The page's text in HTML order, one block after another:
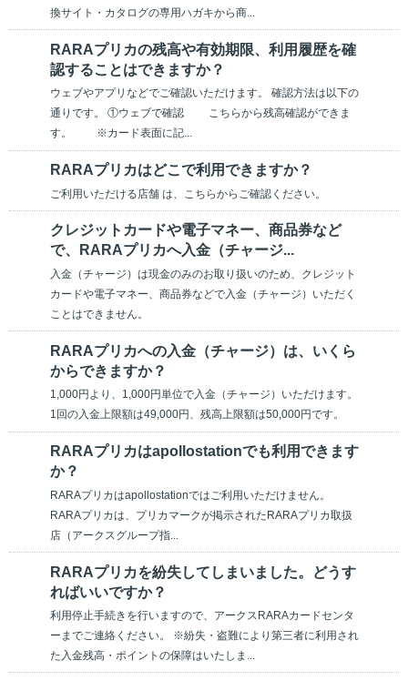
換サイト・カタログの専用ハガキから商...
RARAプリカの残高や有効期限、利用履歴を確
認することはできますか？
ウェブやアプリなどでご確認いただけます。 確認方法は以下の
通りです。 ①ウェブで確認 こちらから残高確認ができま
す。 ※カード表面に記...
RARAプリカはどこで利用できますか？
ご利用いただける店舗 は、こちらからご確認ください。
クレジットカードや電子マネー、商品券など
で、RARAプリカへ入金（チャージ...
入金（チャージ）は現金のみのお取り扱いのため、クレジット
カードや電子マネー、商品券などで入金（チャージ）いただく
ことはできません。
RARAプリカへの入金（チャージ）は、いくら
からできますか？
1,000円より、1,000円単位で入金（チャージ）いただけます。
1回の入金上限額は49,000円、残高上限額は50,000円です。
RARAプリカはapollostationでも利用できます
か？
RARAプリカはapollostationではご利用いただけません。
RARAプリカは、プリカマークが掲示されたRARAプリカ取扱
店（アークスグループ指...
RARAプリカを紛失してしまいました。どうす
ればいいですか？
利用停止手続きを行いますので、アークスRARAカードセンタ
ーまでご連絡ください。 ※紛失・盗難により第三者に利用され
た入金残高・ポイントの保障はいたしま...